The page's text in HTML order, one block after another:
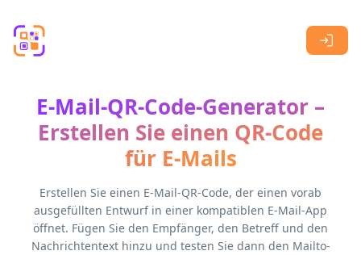
E-Mail-QR-Code-Generator –
Erstellen Sie einen QR-Code
für E-Mails
Erstellen Sie einen E-Mail-QR-Code, der einen vorab
ausgefüllten Entwurf in einer kompatiblen E-Mail-App
öffnet. Fügen Sie den Empfänger, den Betreff und den
Nachrichtentext hinzu und testen Sie dann den Mailto-